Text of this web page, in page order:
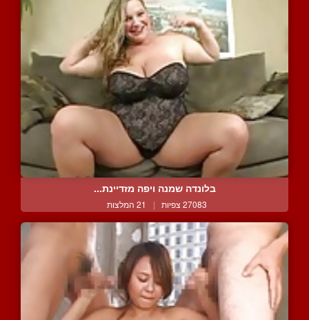
בלונדה שמנה ויפה מזדיינת...
27083 צפיות | 21 המלצות